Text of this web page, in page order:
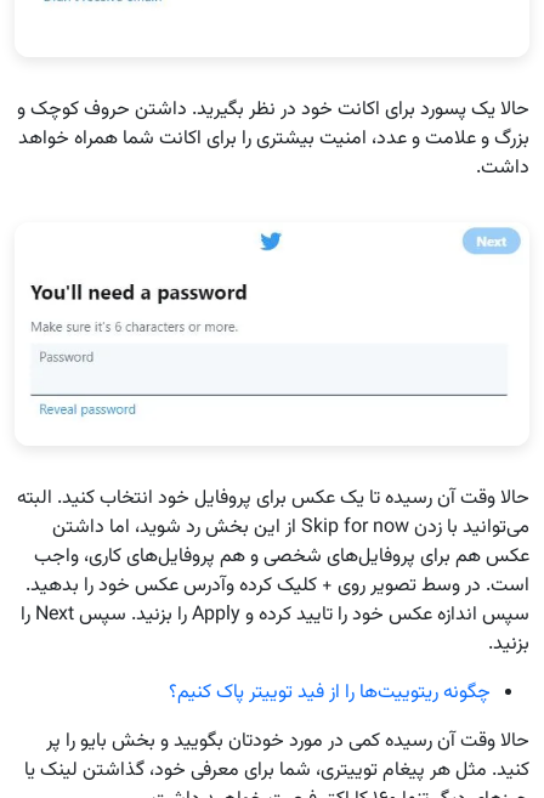
حالا یک پسورد برای اکانت خود در نظر بگیرید. داشتن حروف کوچک و
بزرگ و علامت و عدد، امنیت بیشتری را برای اکانت شما همراه خواهد
داشت.
حالا وقت آن رسیده تا یک عکس برای پروفایل خود انتخاب کنید. البته
می‌توانید با زدن Skip for now از این بخش رد شوید، اما داشتن
عکس هم برای پروفایل‌های شخصی و هم پروفایل‌های کاری، واجب
است. در وسط تصویر روی + کلیک کرده وآدرس عکس خود را بدهید.
سپس اندازه عکس خود را تایید کرده و Apply را بزنید. سپس Next را
بزنید.
چگونه ریتوییت‌ها را از فید توییتر پاک کنیم؟
حالا وقت آن رسیده کمی در مورد خودتان بگویید و بخش بایو را پر
کنید. مثل هر پیغام توییتری، شما برای معرفی خود، گذاشتن لینک یا